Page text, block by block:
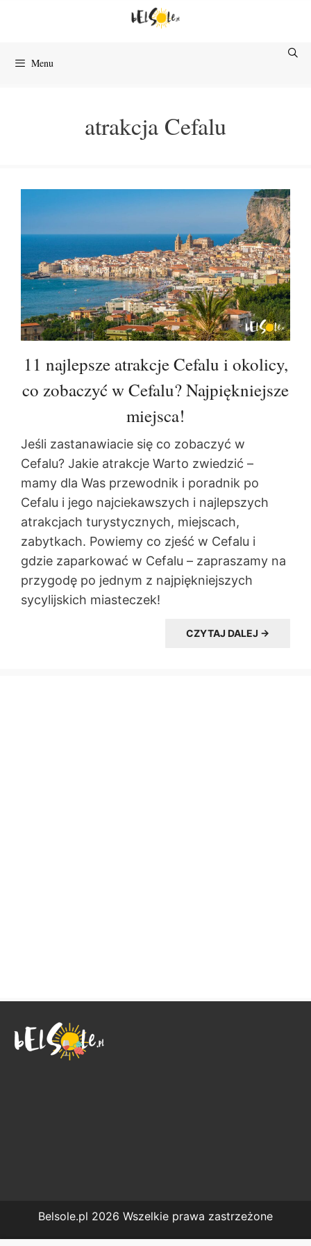
Menu
atrakcja Cefalu
11 najlepsze atrakcje Cefalu i okolicy,
co zobaczyć w Cefalu? Najpiękniejsze
miejsca!
Jeśli zastanawiacie się co zobaczyć w
Cefalu? Jakie atrakcje Warto zwiedzić –
mamy dla Was przewodnik i poradnik po
Cefalu i jego najciekawszych i najlepszych
atrakcjach turystycznych, miejscach,
zabytkach. Powiemy co zjeść w Cefalu i
gdzie zaparkować w Cefalu – zapraszamy na
przygodę po jednym z najpiękniejszych
sycylijskich miasteczek!
CZYTAJ DALEJ →
Belsole.pl 2026 Wszelkie prawa zastrzeżone